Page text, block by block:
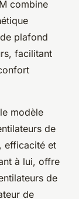
combine
plafond
facilitant
modèle
de
efficacité et
à lui, offre
de
de